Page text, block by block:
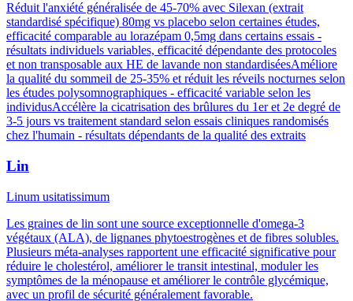
Réduit l'anxiété généralisée de 45-70% avec Silexan (extrait
standardisé spécifique) 80mg vs placebo selon certaines études,
efficacité comparable au lorazépam 0,5mg dans certains essais -
résultats individuels variables, efficacité dépendante des protocoles
et non transposable aux HE de lavande non standardiséesAméliore
la qualité du sommeil de 25-35% et réduit les réveils nocturnes selon
les études polysomnographiques - efficacité variable selon les
individusAccélère la cicatrisation des brûlures du 1er et 2e degré de
3-5 jours vs traitement standard selon essais cliniques randomisés
chez l'humain - résultats dépendants de la qualité des extraits
Lin
Linum usitatissimum
Les graines de lin sont une source exceptionnelle d'omega-3
végétaux (ALA), de lignanes phytoestrogènes et de fibres solubles.
Plusieurs méta-analyses rapportent une efficacité significative pour
réduire le cholestérol, améliorer le transit intestinal, moduler les
symptômes de la ménopause et améliorer le contrôle glycémique,
avec un profil de sécurité généralement favorable.